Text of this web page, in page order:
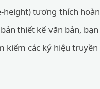
tương thích
thiết kế văn bản,
kiếm các ký hiệu